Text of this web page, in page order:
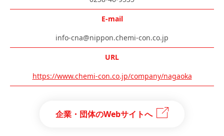
E-mail
info-cna@nippon.chemi-con.co.jp
URL
https://www.chemi-con.co.jp/company/nagaoka
企業・団体のWebサイトへ